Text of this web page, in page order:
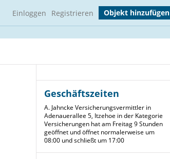
Einloggen Registrieren Objekt hinzufügen
Geschäftszeiten
A. Jahncke Versicherungsvermittler in
Adenauerallee 5, Itzehoe in der Kategorie
Versicherungen hat am Freitag 9 Stunden
geöffnet und öffnet normalerweise um
08:00 und schließt um 17:00